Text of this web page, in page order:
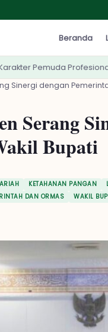
Beranda
Religius
Sinergi dengan
Serang
Bupati
KETAHANAN PANGAN
DAN ORMAS WAKIL